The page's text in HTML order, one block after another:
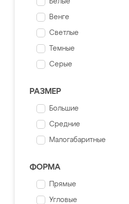
Белые
Венге
Светлые
Темные
Серые
РАЗМЕР
Большие
Средние
Малогабаритные
ФОРМА
Прямые
Угловые